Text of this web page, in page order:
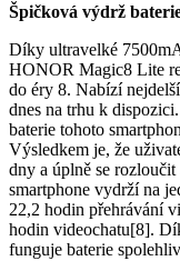
Špičková výdrž
Díky ultravelké
HONOR Magic8 Lite
do éry 8. Nabízí
dnes na trhu k
baterie tohoto
Výsledkem je, že
dny a úplně se
smartphone vydrží na
22,2 hodin přehrávání
hodin videochatu[8].
funguje baterie